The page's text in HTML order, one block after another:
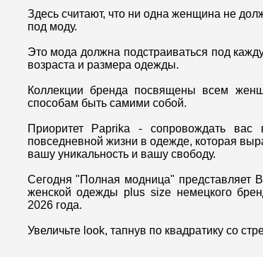
Здесь считают, что ни одна женщина не
под моду.
Это мода должна подстраиваться под
возраста и размера одежды.
Коллекции бренда посвящены всем
способам быть самими собой.
Приоритет Paprika - сопровождать
повседневной жизни в одежде, которая
вашу уникальность и вашу свободу.
Сегодня "Полная модница" представляет
женской одежды plus size немецкого
2026 года.
Увеличьте look, тапнув по квадратику со